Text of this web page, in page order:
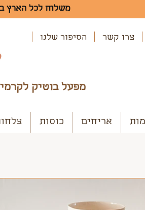
משלוח לכל הארץ ב-35 ש"ח | משלוח חינם ברכישה מעל
צרו קשר הסיפור שלנו
מפעל בוטיק
אריחים כוסות
כלי קרמיקה למטבח?